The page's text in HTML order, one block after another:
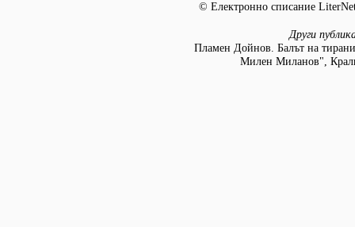
© Електронно списание
Други
Пламен Дойнов. Балът на
Милен Миланов",